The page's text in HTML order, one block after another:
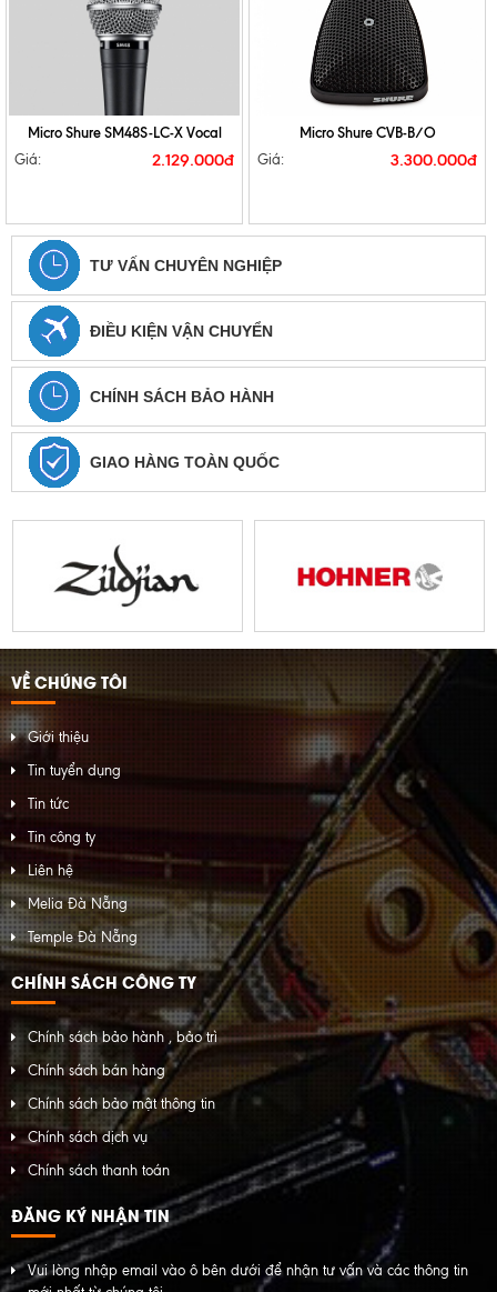
Micro Shure SM48S-LC-X Vocal
Giá: 2.129.000đ
Micro Shure CVB-B/O
Giá: 3.300.000đ
TƯ VẤN CHUYÊN NGHIỆP
ĐIỀU KIỆN VẬN CHUYỂN
CHÍNH SÁCH BẢO HÀNH
GIAO HÀNG TOÀN QUỐC
VỀ CHÚNG TÔI
Giới thiệu
Tin tuyển dụng
Tin tức
Tin công ty
Liên hệ
Melia Đà Nẵng
Temple Đà Nẵng
CHÍNH SÁCH CÔNG TY
Chính sách bảo hành , bảo trì
Chính sách bán hàng
Chính sách bảo mật thông tin
Chính sách dịch vụ
Chính sách thanh toán
ĐĂNG KÝ NHẬN TIN
Vui lòng nhập email vào ô bên dưới để nhận tư vấn và các thông tin